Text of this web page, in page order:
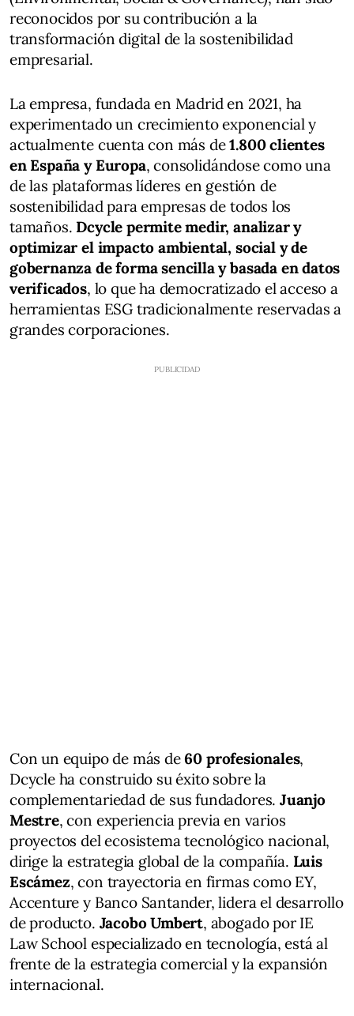
reconocidos por su contribución a la
transformación digital de la sostenibilidad
empresarial.
La empresa, fundada en Madrid en 2021, ha
experimentado un crecimiento exponencial y
actualmente cuenta con más de1.800 clientes
en España y Europa, consolidándose como una
de las plataformas líderes en gestión de
sostenibilidad para empresas de todos los
tamaños. Dcycle permite medir, analizar y
optimizar el impacto ambiental, social y de
gobernanza de forma sencilla y basada en datos
verificados, lo que ha democratizado el acceso a
herramientas ESG tradicionalmente reservadas a
grandes corporaciones.
Con un equipo de más de60 profesionales,
Dcycle ha construido su éxito sobre la
complementariedad de sus fundadores. Juanjo
Mestre, con experiencia previa en varios
proyectos del ecosistema tecnológico nacional,
dirige la estrategia global de la compañía. Luis
Escámez, con trayectoria en firmas como EY,
Accenture y Banco Santander, lidera el desarrollo
de producto. Jacobo Umbert, abogado por IE
Law School especializado en tecnología, está al
frente de la estrategia comercial y la expansión
internacional.